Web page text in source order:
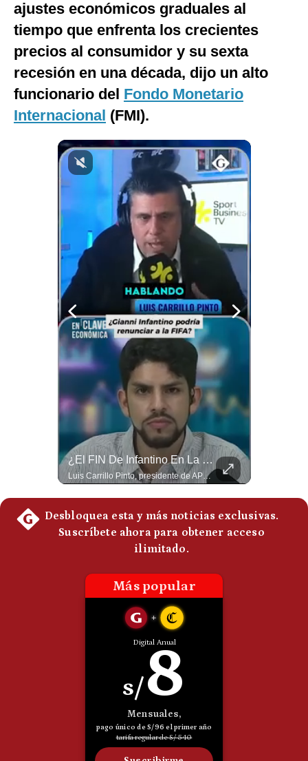
España
Internacional
Club del Suscriptor
G de Gestión
Fotogalerías
gestion.pe
Privacidad
De
Cookies
ajustes económicos graduales al
tiempo que enfrenta los crecientes
precios al consumidor y su sexta
recesión en una década, dijo un alto
funcionario del Fondo Monetario
Internacional (FMI).
¿El FIN De Infantino En La FIFA? El Grave Pronóstico Sobre Su Renuncia | #EnClaveEconómica
Luis Carrillo Pinto, presidente de APEMD pronostica meses muy difíciles para Infantino y sostiene que una mayor presión de la UEFA, junto con nuevas investigaciones periodísticas, podría llevarlo a dimitir. También menciona renuncias internas y acusaciones de que el proyecto fue impulsado por una sola persona. #GianniInfantino #FIFA #UEFA #LuisCarrilloPinto #APEMD #Futbol #NoticiasDeportivas #Mundial #Shorts 👉 Suscríbete y activa la campana para no perderte nuestro análisis diario. 🌎 Síguenos en nuestras redes sociales: 📌 Web oficial: https://gestion.pe/mundo/ 📌 LinkedIn: http://bit.ly/3HYIET0 📌 X (Twitter): http://bit.ly/4noZtX9 📌 TikTok: http://bit.ly/4evB6TO